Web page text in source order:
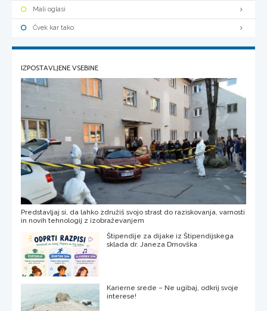
Mali oglasi
Čvek kar tako
IZPOSTAVLJENE VSEBINE
Predstavljaj si, da lahko združiš svojo strast do raziskovanja, varnosti
in novih tehnologij z izobraževanjem
Štipendije za dijake iz Štipendijskega
sklada dr. Janeza Drnovška
Karierne srede – Ne ugibaj, odkrij svoje
interese!